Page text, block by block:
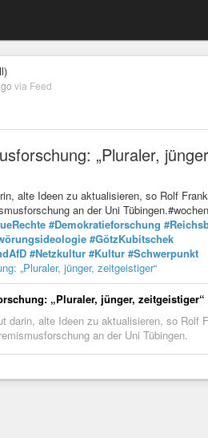
via Feed
„Pluraler,
alte Ideen zu aktualisieren, so Rolf
an der Uni
#Demokratieforschung
#GötzKubitschek
#Netzkultur #Kultur #Schwerpunkt
„Pluraler, jünger, zeitgeistiger“
„Pluraler, jünger, zeitgeistiger“
darin, alte Ideen zu aktualisieren, so Rolf
an der Uni Tübingen.